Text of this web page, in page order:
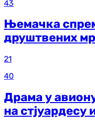
43
Њемачка
друштвених
21
40
Драма у
на стјуардесу